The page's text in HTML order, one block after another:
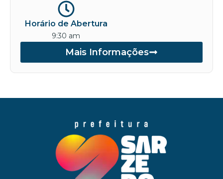
Horário de Abertura
9:30 am
Mais Informações